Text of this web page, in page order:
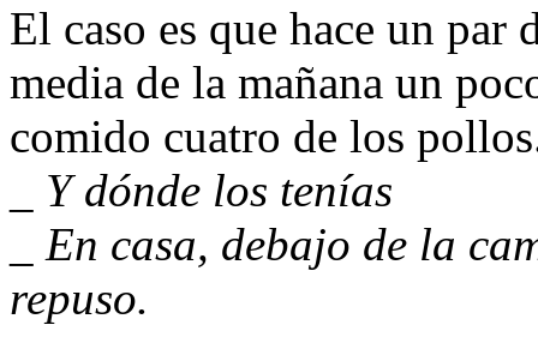
El caso es que hace un par
media de la mañana un
comido cuatro de los
_ Y dónde los tenías
_ En casa, debajo de la
repuso.